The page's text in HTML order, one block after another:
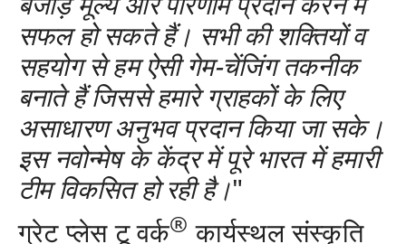
सफल हो सकते हैं। सभी की शक्तियों व
सहयोग से हम ऐसी गेम-चेंजिंग तकनीक
बनाते हैं जिससे हमारे ग्राहकों के लिए
असाधारण अनुभव प्रदान किया जा सके।
इस नवोन्मेष के केंद्र में पूरे भारत में हमारी
टीम विकसित हो रही है।"
ग्रेट प्लेस टू वर्क® कार्यस्थल संस्कृति